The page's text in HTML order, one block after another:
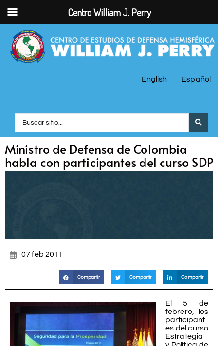
English Español
Ministro de Defensa de Colombia
habla con participantes del curso SDP
07 feb 2011
Compartir Compartir Compartir
El 5 de
febrero, los
participant
es del curso
Estrategia
Centro William J. Perry